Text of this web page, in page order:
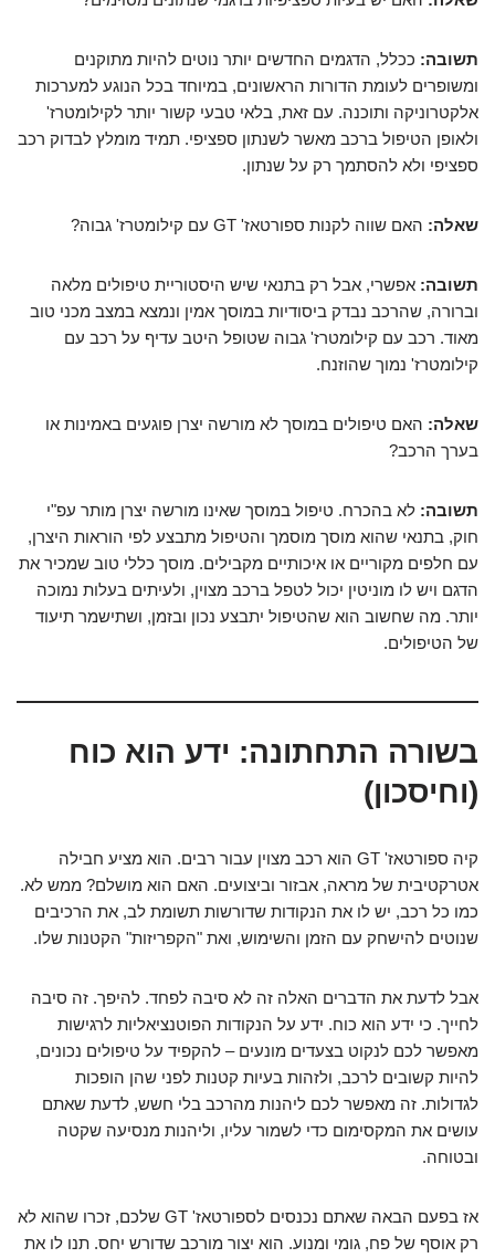
תשובה: ככלל, הדגמים החדשים יותר נוטים להיות מתוקנים
ומשופרים לעומת הדורות הראשונים, במיוחד בכל הנוגע למערכות
אלקטרוניקה ותוכנה. עם זאת, בלאי טבעי קשור יותר לקילומטרז'
ולאופן הטיפול ברכב מאשר לשנתון ספציפי. תמיד מומלץ לבדוק רכב
ספציפי ולא להסתמך רק על שנתון.
שאלה: האם שווה לקנות ספורטאז' GT עם קילומטרז' גבוה?
תשובה: אפשרי, אבל רק בתנאי שיש היסטוריית טיפולים מלאה
וברורה, שהרכב נבדק ביסודיות במוסך אמין ונמצא במצב מכני טוב
מאוד. רכב עם קילומטרז' גבוה שטופל היטב עדיף על רכב עם
קילומטרז' נמוך שהוזנח.
שאלה: האם טיפולים במוסך לא מורשה יצרן פוגעים באמינות או
בערך הרכב?
תשובה: לא בהכרח. טיפול במוסך שאינו מורשה יצרן מותר עפ"י
חוק, בתנאי שהוא מוסך מוסמך והטיפול מתבצע לפי הוראות היצרן,
עם חלפים מקוריים או איכותיים מקבילים. מוסך כללי טוב שמכיר את
הדגם ויש לו מוניטין יכול לטפל ברכב מצוין, ולעיתים בעלות נמוכה
יותר. מה שחשוב הוא שהטיפול יתבצע נכון ובזמן, ושתישמר תיעוד
של הטיפולים.
בשורה התחתונה: ידע הוא כוח
(וחיסכון)
קיה ספורטאז' GT הוא רכב מצוין עבור רבים. הוא מציע חבילה
אטרקטיבית של מראה, אבזור וביצועים. האם הוא מושלם? ממש לא.
כמו כל רכב, יש לו את הנקודות שדורשות תשומת לב, את הרכיבים
שנוטים להישחק עם הזמן והשימוש, ואת "הקפריזות" הקטנות שלו.
אבל לדעת את הדברים האלה זה לא סיבה לפחד. להיפך. זה סיבה
לחייך. כי ידע הוא כוח. ידע על הנקודות הפוטנציאליות לרגישות
מאפשר לכם לנקוט בצעדים מונעים – להקפיד על טיפולים נכונים,
להיות קשובים לרכב, ולזהות בעיות קטנות לפני שהן הופכות
לגדולות. זה מאפשר לכם ליהנות מהרכב בלי חשש, לדעת שאתם
עושים את המקסימום כדי לשמור עליו, וליהנות מנסיעה שקטה
ובטוחה.
אז בפעם הבאה שאתם נכנסים לספורטאז' GT שלכם, זכרו שהוא לא
רק אוסף של פח, גומי ומנוע. הוא יצור מורכב שדורש יחס. תנו לו את